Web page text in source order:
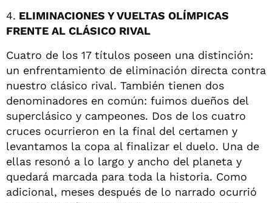
4. ELIMINACIONES Y VUELTAS OLÍMPICAS
FRENTE AL CLÁSICO RIVAL
Cuatro de los 17 títulos poseen una distinción:
un enfrentamiento de eliminación directa contra
nuestro clásico rival. También tienen dos
denominadores en común: fuimos dueños del
superclásico y campeones. Dos de los cuatro
cruces ocurrieron en la final del certamen y
levantamos la copa al finalizar el duelo. Una de
ellas resonó a lo largo y ancho del planeta y
quedará marcada para toda la historia. Como
adicional, meses después de lo narrado ocurrió